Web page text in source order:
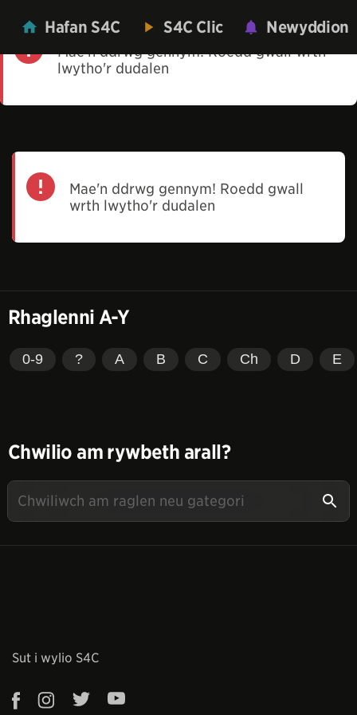
Hafan S4C S4C Clic Newyddion
Mae'n ddrwg gennym! Roedd gwall wrth
lwytho'r dudalen
Mae'n ddrwg gennym! Roedd gwall
wrth lwytho'r dudalen
Rhaglenni A-Y
0-9 ? A B C Ch D E
Chwilio am rywbeth arall?
Sut i wylio S4C